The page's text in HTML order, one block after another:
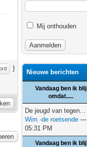
}
Mij onthouden
Nieuwe berichten
Vandaag ben ik blij
omdat.....
De jeugd van tegen...
Wim -de roetsende —
05:31 PM
Vandaag ben ik blij